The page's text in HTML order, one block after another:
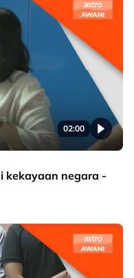
02:00
kekayaan negara -